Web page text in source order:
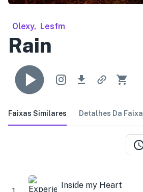
Olexy, Lesfm
Rain
Faixas Similares Detalhes Da Faixa
Inside my Heart